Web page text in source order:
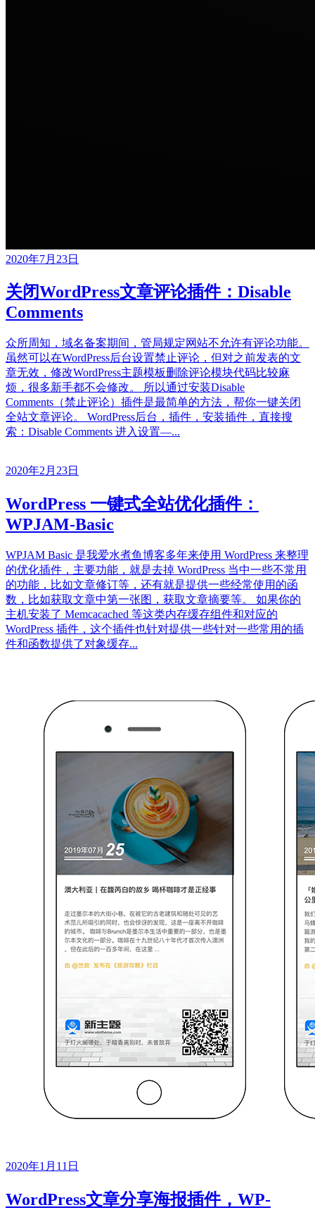
2020年7月23日
关闭WordPress文章评论插件：Disable
Comments
众所周知，域名备案期间，管局规定网站不允许有评论功能。
虽然可以在WordPress后台设置禁止评论，但对之前发表的文
章无效，修改WordPress主题模板删除评论模块代码比较麻
烦，很多新手都不会修改。 所以通过安装Disable
Comments（禁止评论）插件是最简单的方法，帮你一键关闭
全站文章评论。 WordPress后台，插件，安装插件，直接搜
索：Disable Comments 进入设置—...
2020年2月23日
WordPress 一键式全站优化插件：
WPJAM-Basic
WPJAM Basic 是我爱水煮鱼博客多年来使用 WordPress 来整理
的优化插件，主要功能，就是去掉 WordPress 当中一些不常用
的功能，比如文章修订等，还有就是提供一些经常使用的函
数，比如获取文章中第一张图，获取文章摘要等。 如果你的
主机安装了 Memcacached 等这类内存缓存组件和对应的
WordPress 插件，这个插件也针对提供一些针对一些常用的插
件和函数提供了对象缓存...
2020年1月11日
WordPress文章分享海报插件，WP-